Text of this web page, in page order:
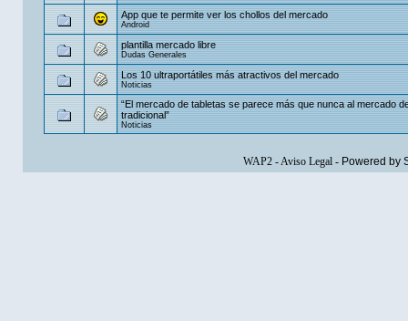
App que te permite ver los chollos del mercado
Android
plantilla mercado libre
Dudas Generales
Los 10 ultraportátiles más atractivos del mercado
Noticias
“El mercado de tabletas se parece más que nunca al mercado
tradicional”
Noticias
WAP2-Aviso Legal- Powered by